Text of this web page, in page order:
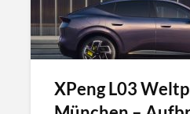
XPeng L03